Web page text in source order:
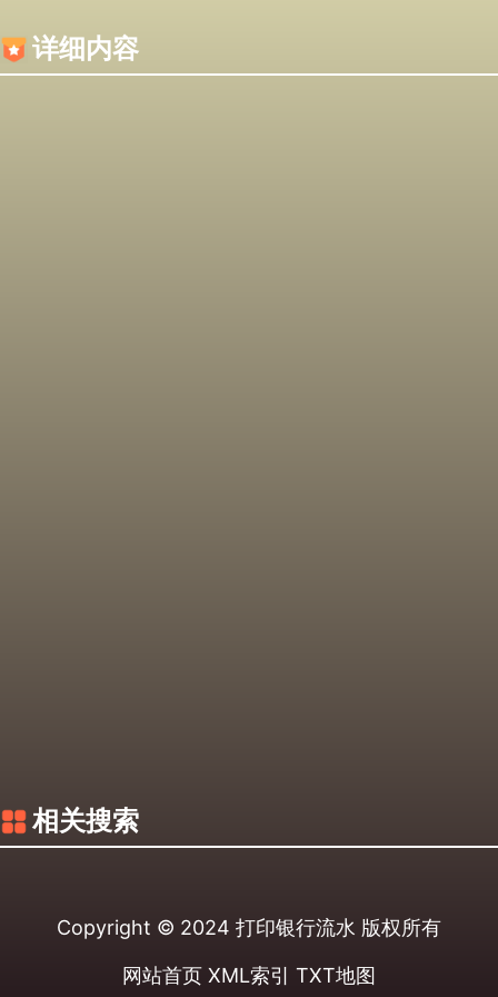
详细内容
相关搜索
Copyright © 2024 打印银行流水 版权所有
网站首页 XML索引 TXT地图